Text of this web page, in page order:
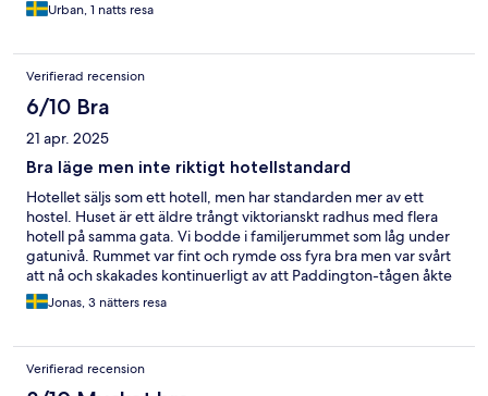
Urban, 1 natts resa
Verifierad recension
6/10 Bra
21 apr. 2025
Bra läge men inte riktigt hotellstandard
Hotellet säljs som ett hotell, men har standarden mer av ett
hostel. Huset är ett äldre trångt viktorianskt radhus med flera
hotell på samma gata. Vi bodde i familjerummet som låg under
gatunivå. Rummet var fint och rymde oss fyra bra men var svårt
att nå och skakades kontinuerligt av att Paddington-tågen åkte
förbi i tunnlarna under huset. Bra med 24h reception som och
läget var väldigt praktiskt och bra.
Jonas, 3 nätters resa
Verifierad recension